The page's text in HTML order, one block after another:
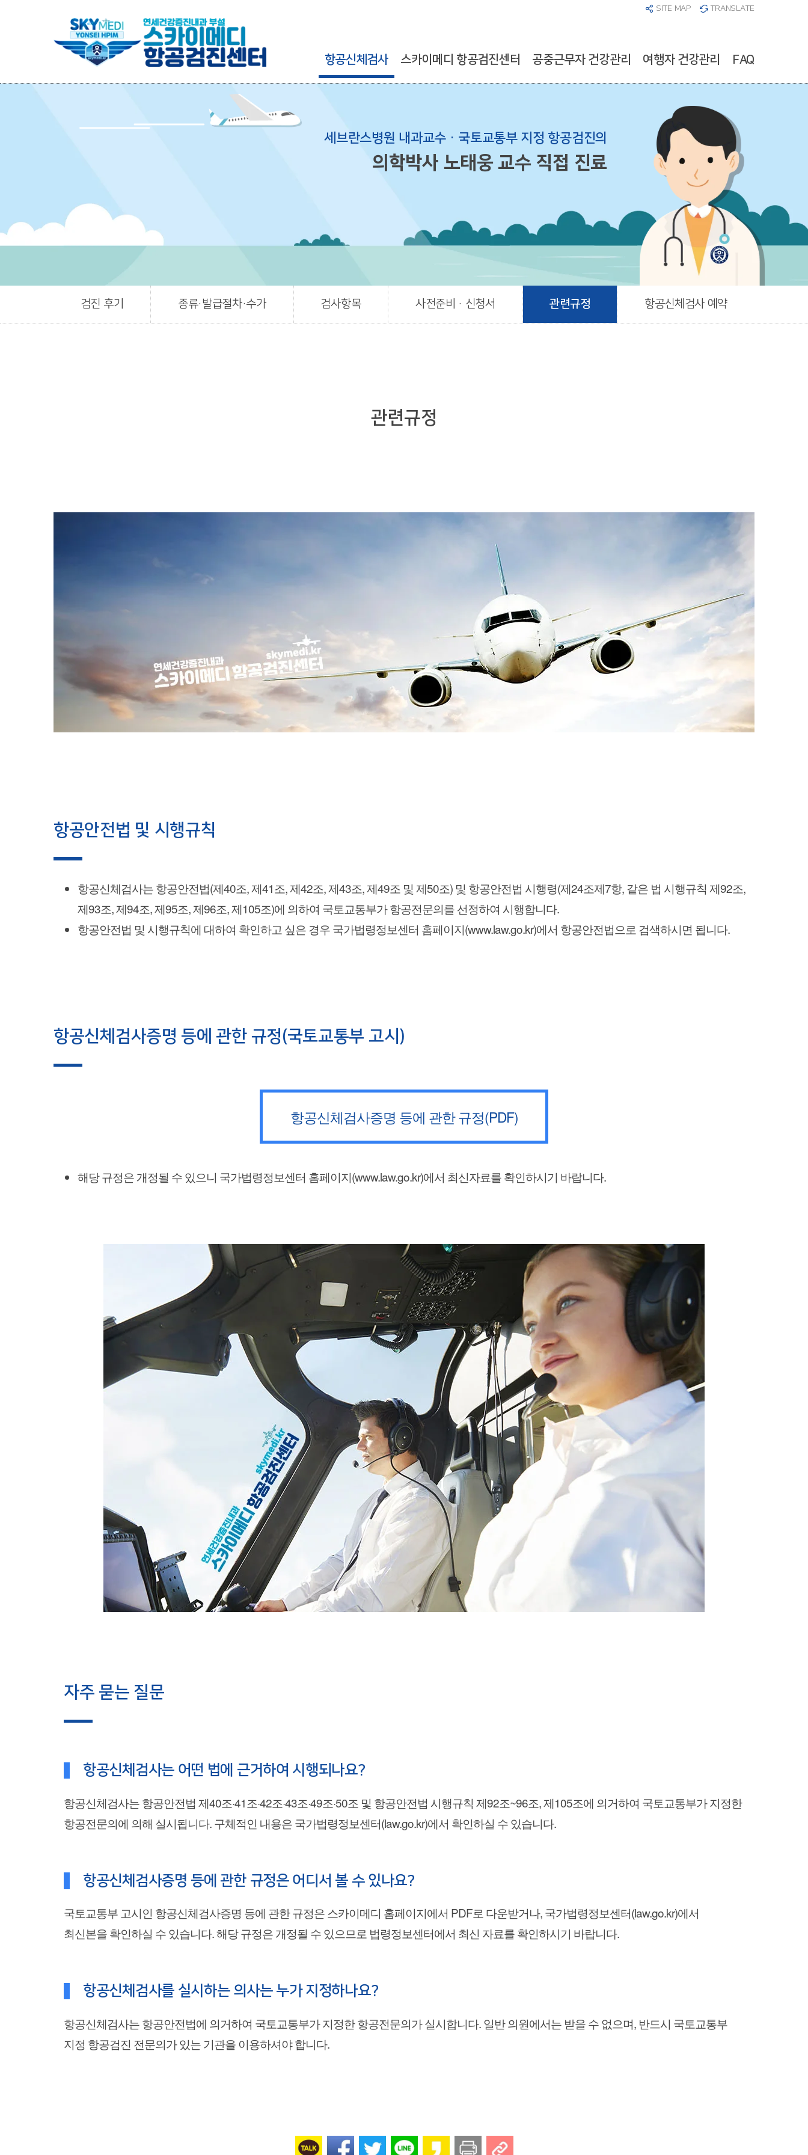
SITE MAP TRANSLATE
항공신체검사 스카이메디 항공검진센터 공중근무자 건강관리 여행자 건강관리 FAQ
세브란스병원 내과교수 · 국토교통부 지정 항공검진의
의학박사 노태웅 교수 직접 진료
검진 후기 종류·발급절차·수가 검사항목 사전준비 · 신청서 관련규정 항공신체검사 예약
관련규정
항공안전법 및 시행규칙
항공신체검사는 항공안전법(제40조, 제41조, 제42조, 제43조, 제49조 및 제50조) 및 항공안전법 시행령(제24조제7항, 같은 법 시행규칙 제92조,
제93조, 제94조, 제95조, 제96조, 제105조)에 의하여 국토교통부가 항공전문의를 선정하여 시행합니다.
항공안전법 및 시행규칙에 대하여 확인하고 싶은 경우 국가법령정보센터 홈페이지(www.law.go.kr)에서 항공안전법으로 검색하시면 됩니다.
항공신체검사증명 등에 관한 규정(국토교통부 고시)
항공신체검사증명 등에 관한 규정(PDF)
해당 규정은 개정될 수 있으니 국가법령정보센터 홈페이지(www.law.go.kr)에서 최신자료를 확인하시기 바랍니다.
자주 묻는 질문
항공신체검사는 어떤 법에 근거하여 시행되나요?
항공신체검사는 항공안전법 제40조·41조·42조·43조·49조·50조 및 항공안전법 시행규칙 제92조~96조, 제105조에 의거하여 국토교통부가 지정한
항공전문의에 의해 실시됩니다. 구체적인 내용은 국가법령정보센터(law.go.kr)에서 확인하실 수 있습니다.
항공신체검사증명 등에 관한 규정은 어디서 볼 수 있나요?
국토교통부 고시인 항공신체검사증명 등에 관한 규정은 스카이메디 홈페이지에서 PDF로 다운받거나, 국가법령정보센터(law.go.kr)에서
최신본을 확인하실 수 있습니다. 해당 규정은 개정될 수 있으므로 법령정보센터에서 최신 자료를 확인하시기 바랍니다.
항공신체검사를 실시하는 의사는 누가 지정하나요?
항공신체검사는 항공안전법에 의거하여 국토교통부가 지정한 항공전문의가 실시합니다. 일반 의원에서는 받을 수 없으며, 반드시 국토교통부
지정 항공검진 전문의가 있는 기관을 이용하셔야 합니다.